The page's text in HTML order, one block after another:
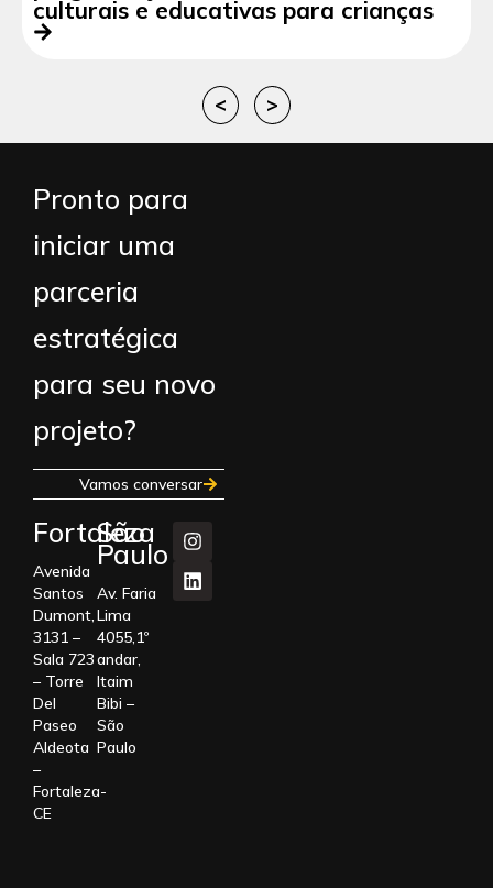
culturais e educativas para crianças
< >
Pronto para
iniciar uma
parceria
estratégica
para seu novo
projeto?
Vamos conversar
Fortaleza
Avenida
Santos
Dumont,
3131 –
Sala 723
– Torre
Del
Paseo
Aldeota
–
Fortaleza-
CE
São
Paulo
Av. Faria
Lima
4055,1º
andar,
Itaim
Bibi –
São
Paulo